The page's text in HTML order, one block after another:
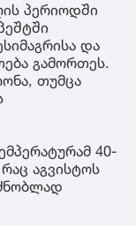
პერიოდში
და
გამორთეს.
თუმცა
40-
აგვისტოს